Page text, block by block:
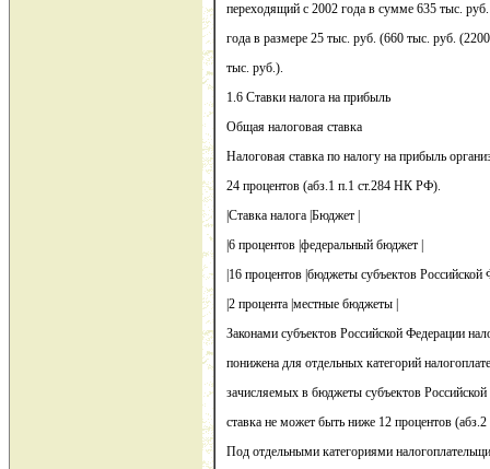
переходящий с 2002 года в сумме 635 тыс. руб.
года в размере 25 тыс. руб. (660 тыс. руб.
тыс. руб.).
1.6 Ставки налога на прибыль
Общая налоговая ставка
Налоговая ставка по налогу на прибыль
24 процентов (абз.1 п.1 ст.284 НК РФ).
|Ставка налога |Бюджет |
|6 процентов |федеральный бюджет |
|16 процентов |бюджеты субъектов Российской
|2 процента |местные бюджеты |
Законами субъектов Российской Федерации
понижена для отдельных категорий
зачисляемых в бюджеты субъектов
ставка не может быть ниже 12 процентов
Под отдельными категориями